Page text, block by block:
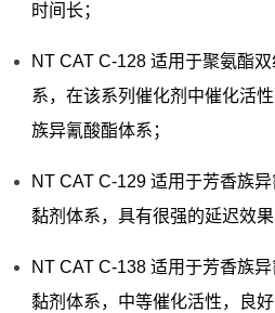
时间长；
NT CAT C-128 适用于聚氨酯
系，在该系列催化剂中催化活
族异氰酸酯体系；
NT CAT C-129 适用于芳香族
黏剂体系，具有很强的延迟效
NT CAT C-138 适用于芳香族
黏剂体系，中等催化活性，良